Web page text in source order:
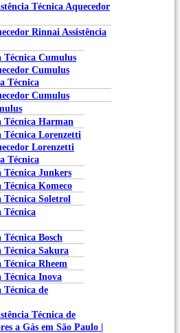
Técnica Aquecedor
Rinnai Assistência
Técnica Cumulus
Cumulus
Técnica
Cumulus
Técnica Harman
Técnica Lorenzetti
Lorenzetti
Técnica
Técnica Junkers
Técnica Komeco
Técnica Soletrol
Técnica
Técnica Bosch
Técnica Sakura
Técnica Rheem
Técnica Inova
Técnica de
Técnica de
a Gás em São Paulo |